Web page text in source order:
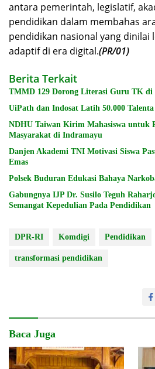
antara pemerintah, legislatif,
pendidikan dalam membahas
pendidikan nasional yang dinilai
adaptif di era digital.(PR/01)
Berita Terkait
TMMD 129 Dorong Literasi Guru TK di
UiPath dan Indosat Latih 50.000
NDHU Taiwan Kirim Mahasiswa untuk
Masyarakat di Indramayu
Danjen Akademi TNI Motivasi Siswa
Emas
Polsek Buduran Edukasi Bahaya
Gabungnya IJP Dr. Susilo Teguh
Semangat Kepedulian Pada Pendidikan
DPR-RI Komdigi Pendidikan
transformasi pendidikan
Baca Juga